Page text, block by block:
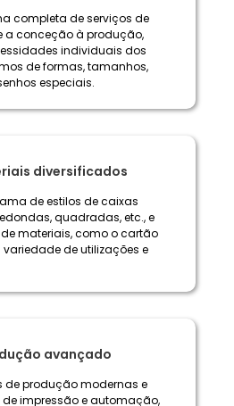
completa de serviços de
a conceção à produção,
individuais dos
de formas, tamanhos,
especiais.
diversificados
de estilos de caixas
quadradas, etc., e
materiais, como o cartão
de utilizações e
avançado
de produção modernas e
impressão e automação,